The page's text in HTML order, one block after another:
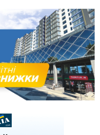
який у Буковелі
за 8,5 тисяч
відкопали давньоруську
серію складних операцій
водій Audi наїхав на
- трохи більше ніж 6